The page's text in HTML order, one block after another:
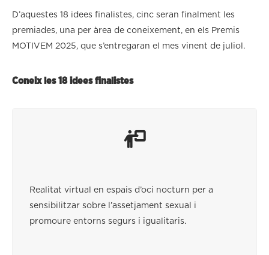
D’aquestes 18 idees finalistes, cinc seran finalment les
premiades, una per àrea de coneixement, en els Premis
MOTIVEM 2025, que s’entregaran el mes vinent de juliol.
Coneix les 18 idees finalistes
Realitat virtual en espais d’oci nocturn per a
sensibilitzar sobre l’assetjament sexual i
promoure entorns segurs i igualitaris.